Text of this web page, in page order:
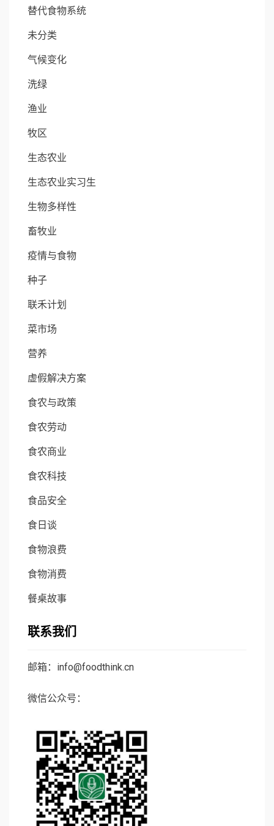
替代食物系统
未分类
气候变化
洗绿
渔业
牧区
生态农业
生态农业实习生
生物多样性
畜牧业
疫情与食物
种子
联禾计划
菜市场
营养
虚假解决方案
食农与政策
食农劳动
食农商业
食农科技
食品安全
食日谈
食物浪费
食物消费
餐桌故事
联系我们
邮箱：info@foodthink.cn
微信公众号：